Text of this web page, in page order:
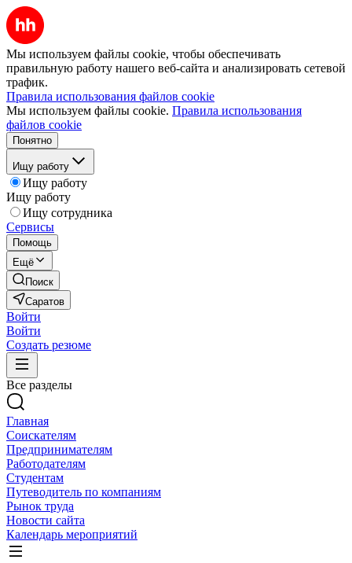
Мы используем файлы cookie, чтобы обеспечивать
правильную работу нашего веб-сайта и анализировать сетевой
трафик.
Правила использования файлов cookie
Мы используем файлы cookie. Правила использования
файлов cookie
Понятно
Ищу работу
Ищу работу
Ищу работу
Ищу сотрудника
Сервисы
Помощь
Ещё
Поиск
Саратов
Войти
Войти
Создать резюме
Все разделы
Главная
Соискателям
Предпринимателям
Работодателям
Студентам
Путеводитель по компаниям
Рынок труда
Новости сайта
Календарь мероприятий